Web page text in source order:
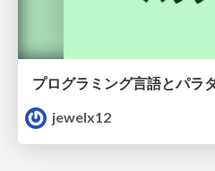
プログラミング言語とパラ
jewelx12